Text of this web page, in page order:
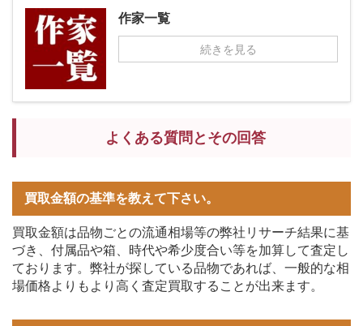
作家一覧
続きを見る
よくある質問とその回答
買取金額の基準を教えて下さい。
買取金額は品物ごとの流通相場等の弊社リサーチ結果に基
づき、付属品や箱、時代や希少度合い等を加算して査定し
ております。弊社が探している品物であれば、一般的な相
場価格よりもより高く査定買取することが出来ます。